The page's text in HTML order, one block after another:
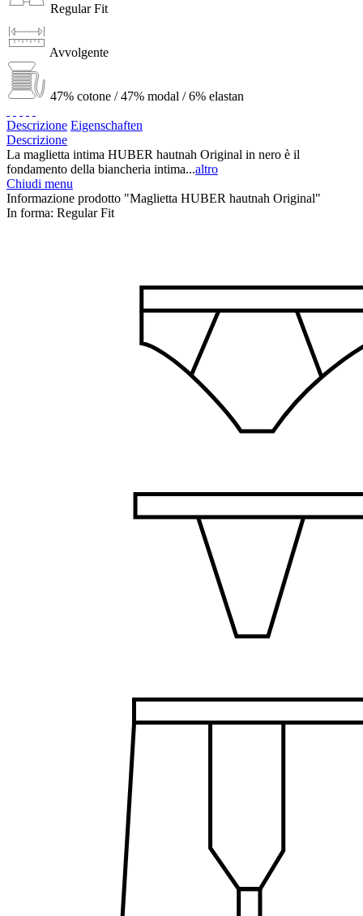
Regular Fit
Avvolgente
47% cotone / 47% modal / 6% elastan
Descrizione Eigenschaften
Descrizione
La maglietta intima HUBER hautnah Original in nero è il
fondamento della biancheria intima...altro
Chiudi menu
Informazione prodotto "Maglietta HUBER hautnah Original"
In forma: Regular Fit